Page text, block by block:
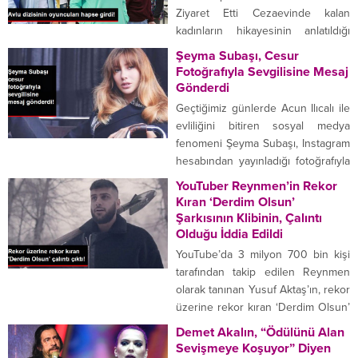
özledim.” dedi. ABD’nin Miami
eyaletinde kaza geçirerek zor
günler yaşayan Chloe Ortaç,
Serdar Ortaç ile boşanacakları...
Ziyaret Etti Cezaevinde kalan
kadınların hikayesinin anlatıldığı
Avlu dizisi oyuncuları, Bakırköy
Kadın Kapalı Ceza İnfaz Kurumunu
ziyaret etti. Cezaevinde kalan
kadınların hikayesinin anlatıldığı
Avlu dizisi oyuncuları, Bakırköy
Kadın Kapalı Ceza İnfaz Kurumunu
ziyaret etti. TUTUKLULARIN
YAPTIĞI TAKILAR HEDİYE EDİLDİ
Adalet Bakanlığının...
Şeyma Subaşı, Cesur
Fotoğrafıyla Sevgilisine Mesaj
Gönderdi
Geçtiğimiz günlerde Acun Ilıcalı ile
evliliğini bitiren sosyal medya
fenomeni Şeyma Subaşı, Instagram
hesabından yayınladığı fotoğrafıyla
büyük merak uyandırdı. Subaşı
fotoğrafa, “Sen kaybolmuş
diyorsun, ben de buldum…” notunu
ekledi. Geçtiğimiz günlerde Acun
Ilıcalı ile evliliğini bitiren sosyal
medya fenomeni Şeyma Subaşı,
Instagram hesabından yayınladığı
son kare ile büyük merak
YouTuber Reynmen’in Rekor
Kıran ‘Derdim Olsun’
Şarkısının Klibinin, Çalıntı
Olduğu İddia Edildi
YouTube’da 3 milyon 700 bin kişi
tarafından takip edilen Reynmen
olarak tanınan Yusuf Aktaş’ın, rekor
üzerine rekor kıran ‘Derdim Olsun’
şarkısının klibinin çalıntı olduğu
iddia edildi. YouTube’da 3 milyon
Demet Akalın, “Ödülünü Alan
Sevişmeye Koşuyor” Diyen